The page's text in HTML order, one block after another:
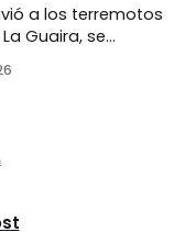
a los terremotos
Guaira, se